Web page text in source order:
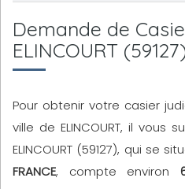
Demande de
ELINCOURT
Pour obtenir votre casier
ville de ELINCOURT, il vous
ELINCOURT (59127), qui se
FRANCE, compte environ